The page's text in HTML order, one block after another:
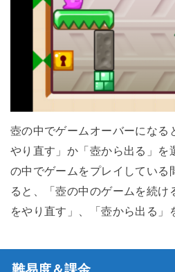
壺の中でゲームオーバーになる
やり直す」か「壺から出る」を
の中でゲームをプレイしている
ると、「壺の中のゲームを続け
をやり直す」、「壺から出る」